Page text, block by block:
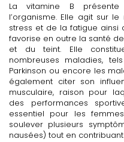
La vitamine B
l’organisme. Elle agit sur
stress et de la fatigue ainsi
favorise en outre la santé
et du teint. Elle
nombreuses maladies,
Parkinson ou encore les
également citer son
musculaire, raison pour
des performances
essentiel pour les
soulever plusieurs
nausées) tout en